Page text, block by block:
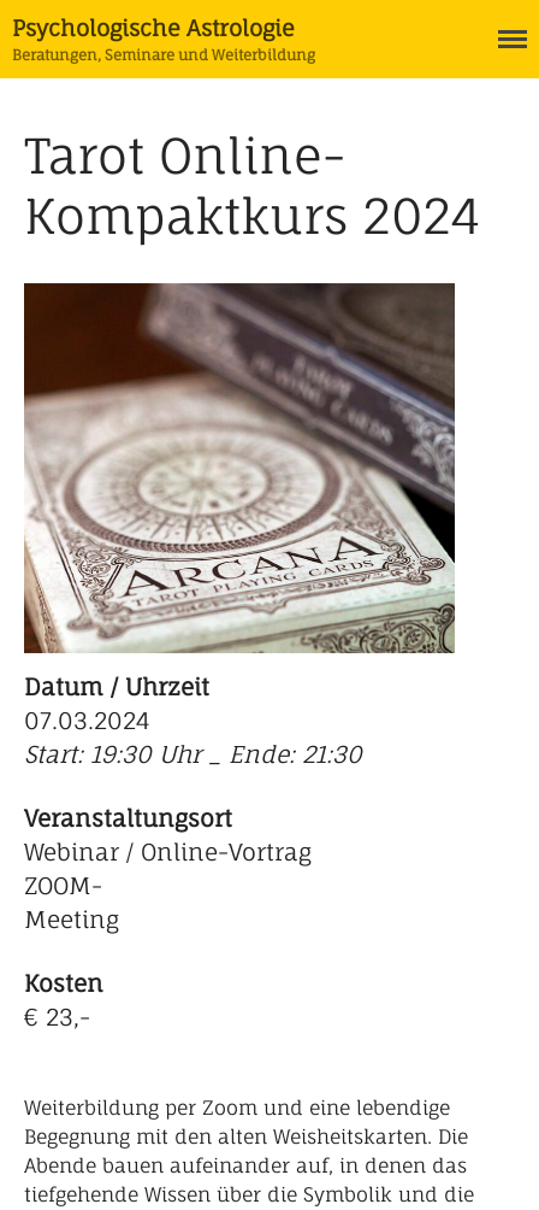
Termine
Ausbildung Psychologische
Astrologie
Tarot
Coaching
Psychologische Astrologie
Beratungen, Seminare und Weiterbildung
Tarot Online-
Kompaktkurs 2024
Datum / Uhrzeit
07.03.2024
Start: 19:30 Uhr _ Ende: 21:30
Veranstaltungsort
Webinar / Online-Vortrag
ZOOM-
Meeting
Kosten
€ 23,-
Weiterbildung per Zoom und eine lebendige
Begegnung mit den alten Weisheitskarten. Die
Abende bauen aufeinander auf, in denen das
tiefgehende Wissen über die Symbolik und die